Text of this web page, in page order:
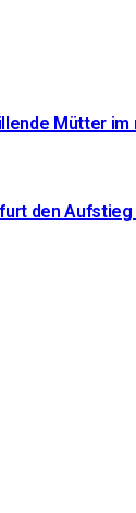
Mütter im
den